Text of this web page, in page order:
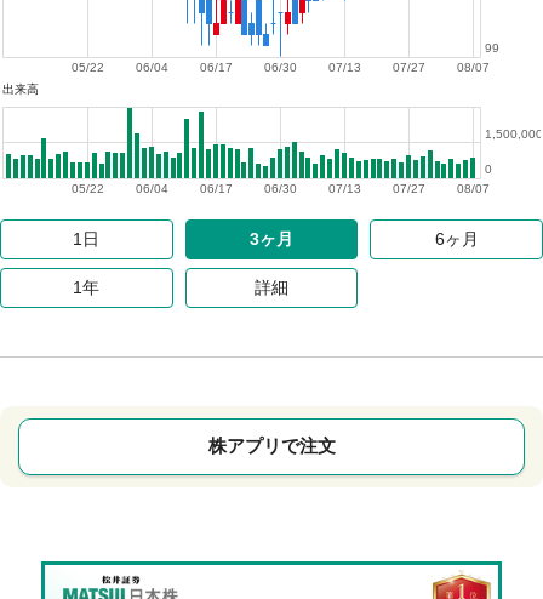
08/07
07/27
07/13
06/30
06/17
06/04
05/22
99
出来高
08/07
07/27
07/13
06/30
06/17
06/04
05/22
0
1,500,000
1日 3ヶ月 6ヶ月
1年 詳細
株アプリで注文